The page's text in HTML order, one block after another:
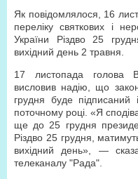
Як повідомлялося, 16
переліку святкових і
України Різдво 25
вихідний день 2 травня.
17 листопада голова
висловив надію, що
грудня буде підписаний
поточному році. «Я
ще до 25 грудня
Різдво 25 грудня,
вихідний день», —
телеканалу "Рада".